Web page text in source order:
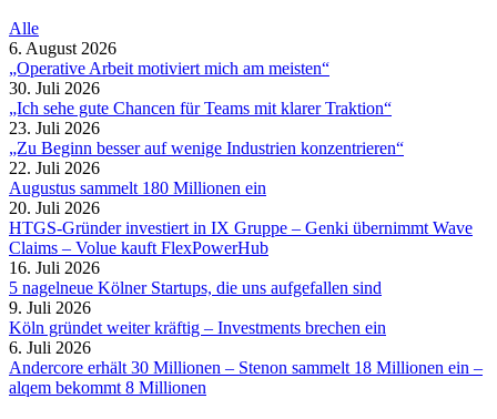
Alle
6. August 2026
„Operative Arbeit motiviert mich am meisten“
30. Juli 2026
„Ich sehe gute Chancen für Teams mit klarer Traktion“
23. Juli 2026
„Zu Beginn besser auf wenige Industrien konzentrieren“
22. Juli 2026
Augustus sammelt 180 Millionen ein
20. Juli 2026
HTGS-Gründer investiert in IX Gruppe – Genki übernimmt Wave
Claims – Volue kauft FlexPowerHub
16. Juli 2026
5 nagelneue Kölner Startups, die uns aufgefallen sind
9. Juli 2026
Köln gründet weiter kräftig – Investments brechen ein
6. Juli 2026
Andercore erhält 30 Millionen – Stenon sammelt 18 Millionen ein –
alqem bekommt 8 Millionen